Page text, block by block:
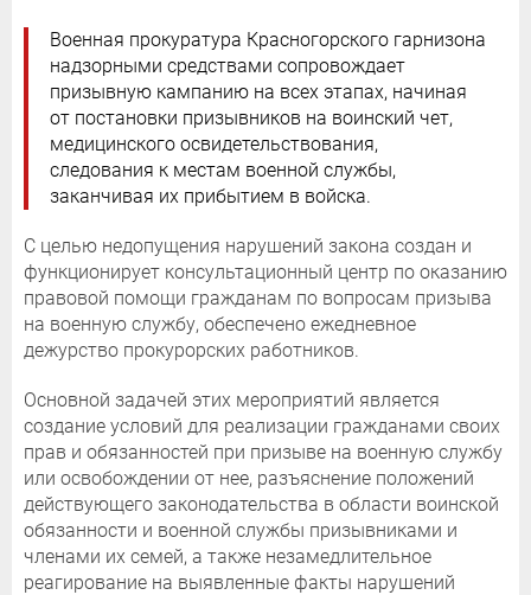
Военная прокуратура Красногорского гарнизона
надзорными средствами сопровождает
призывную кампанию на всех этапах, начиная
от постановки призывников на воинский чет,
медицинского освидетельствования,
следования к местам военной службы,
заканчивая их прибытием в войска.
С целью недопущения нарушений закона создан и
функционирует консультационный центр по оказанию
правовой помощи гражданам по вопросам призыва
на военную службу, обеспечено ежедневное
дежурство прокурорских работников.
Основной задачей этих мероприятий является
создание условий для реализации гражданами своих
прав и обязанностей при призыве на военную службу
или освобождении от нее, разъяснение положений
действующего законодательства в области воинской
обязанности и военной службы призывниками и
членами их семей, а также незамедлительное
реагирование на выявленные факты нарушений